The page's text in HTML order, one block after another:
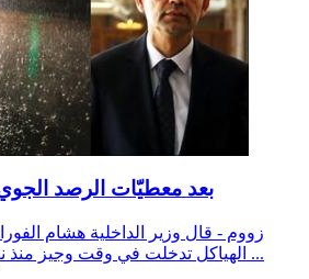
بعد معطيّات الرصد الجوي
زووم - قال وزير الداخلية هشام
الهياكل تدخلت في وقت وجيز منذ نزول الأمطار بكميّات هامّ ...